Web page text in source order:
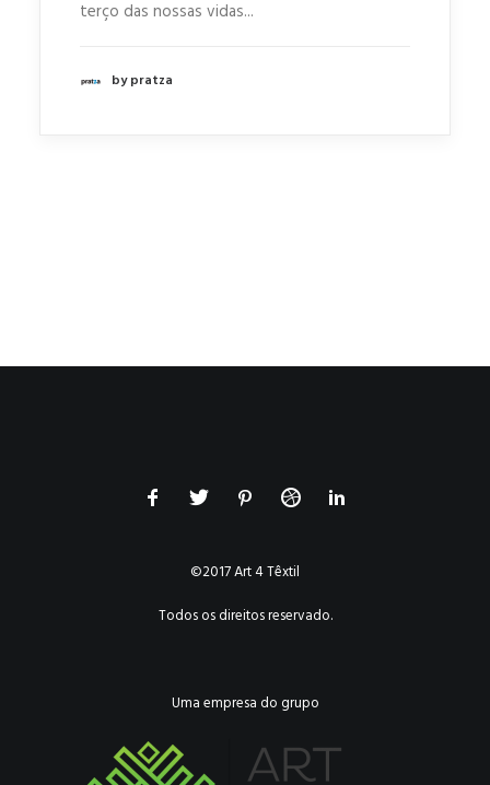
terço das nossas vidas...
by pratza
©2017 Art 4 Têxtil
Todos os direitos reservado.
Uma empresa do grupo